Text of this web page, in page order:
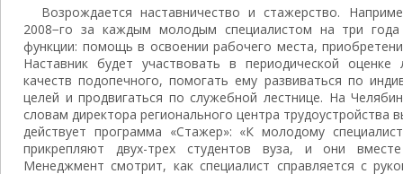
Возрождается наставничество и стажерство.
2008−го за каждым молодым специалистом на три года
функции: помощь в освоении рабочего места,
Наставник будет участвовать в периодической оценке
качеств подопечного, помогать ему развиваться по
целей и продвигаться по служебной лестнице. На
словам директора регионального центра
действует программа «Стажер»: «К молодому
прикрепляют двух-трех студентов вуза, и они
Менеджмент смотрит, как специалист справляется с